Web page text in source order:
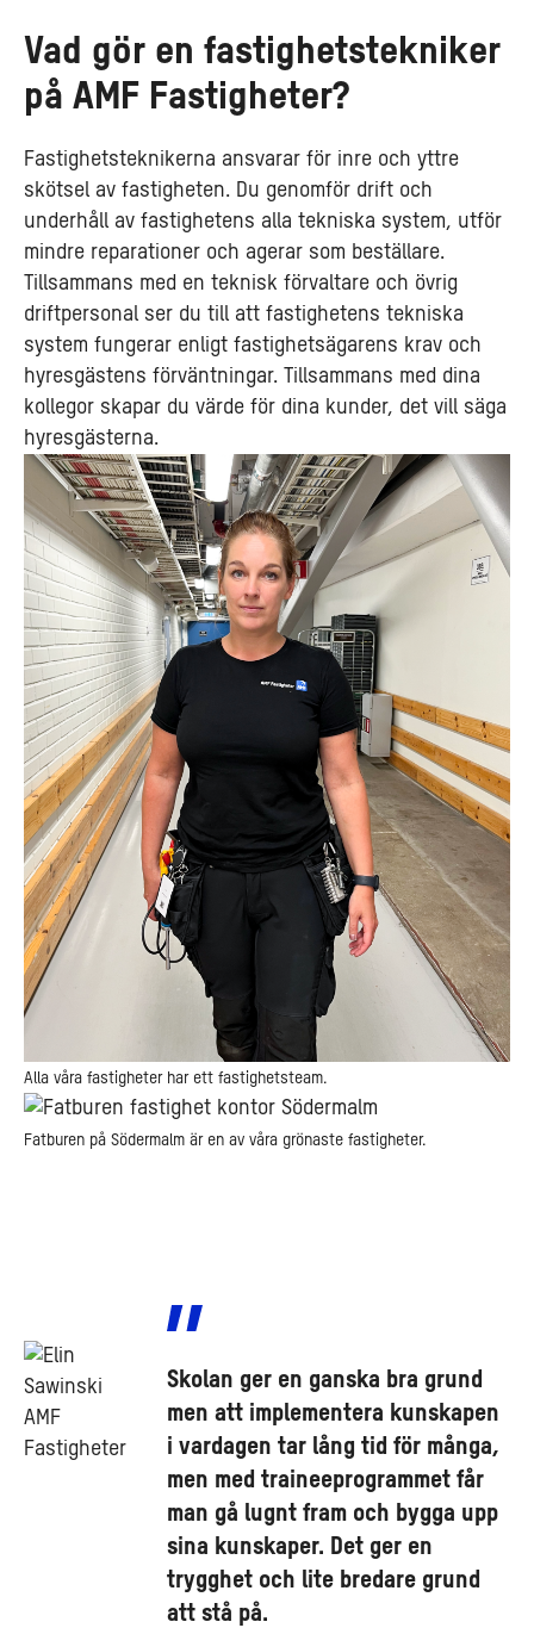
Vad gör en fastighetstekniker
på AMF Fastigheter?
Fastighetsteknikerna ansvarar för inre och yttre
skötsel av fastigheten. Du genomför drift och
underhåll av fastighetens alla tekniska system, utför
mindre reparationer och agerar som beställare.
Tillsammans med en teknisk förvaltare och övrig
driftpersonal ser du till att fastighetens tekniska
system fungerar enligt fastighetsägarens krav och
hyresgästens förväntningar. Tillsammans med dina
kollegor skapar du värde för dina kunder, det vill säga
hyresgästerna.
Alla våra fastigheter har ett fastighetsteam.
Fatburen på Södermalm är en av våra grönaste fastigheter.
Skolan ger en ganska bra grund
men att implementera kunskapen
i vardagen tar lång tid för många,
men med traineeprogrammet får
man gå lugnt fram och bygga upp
sina kunskaper. Det ger en
trygghet och lite bredare grund
att stå på.